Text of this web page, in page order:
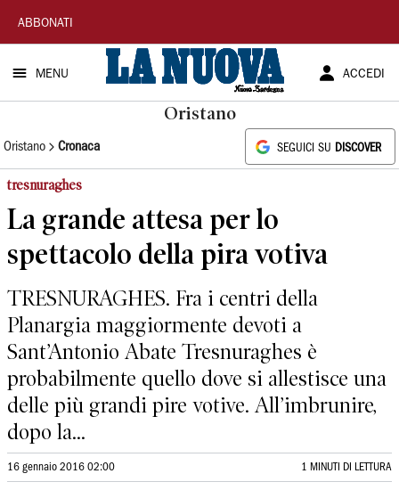
La
Nuova
Sardegna
ABBONATI
MENU ACCEDI
Oristano
Oristano Cronaca SEGUICI SU DISCOVER
tresnuraghes
La grande attesa per lo
spettacolo della pira votiva
TRESNURAGHES. Fra i centri della
Planargia maggiormente devoti a
Sant’Antonio Abate Tresnuraghes è
probabilmente quello dove si allestisce una
delle più grandi pire votive. All’imbrunire,
dopo la...
16 gennaio 2016 02:00 1 MINUTI DI LETTURA